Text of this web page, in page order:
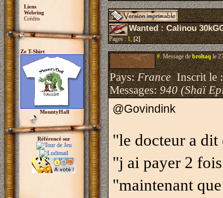
Liens
Webring
Crédits
Ze T-Shirt
MountyHall
Référencé sur
Wanted : Calinou
Pages :1,[2]
#.Message debroltaqle
Pays:FranceInscrit le
Messages:940 (Shaï
@Govindink
"le docteur a
"j ai payer 2
"maintenant